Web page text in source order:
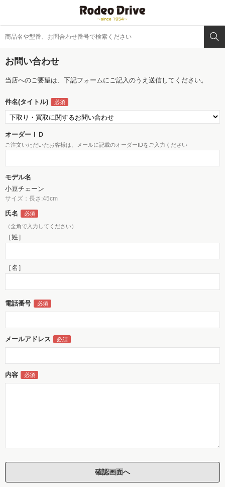
お問い合わせ
当店へのご要望は、下記フォームにご記入のうえ送信してください。
件名(タイトル)
オーダーＩＤ
ご注文いただいたお客様は、メールに記載のオーダーIDをご入力ください
モデル名
小豆チェーン
サイズ：長さ:45cm
氏名
（全角で入力してください）
［姓］
［名］
電話番号
メールアドレス
内容